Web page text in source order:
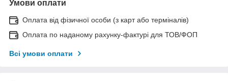
Умови оплати
Оплата від фізичної особи (з карт або терміналів)
Оплата по наданому рахунку-фактурі для ТОВ/ФОП
Всі умови оплати